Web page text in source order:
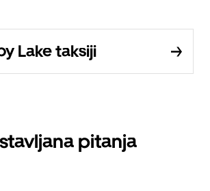
Lake taksiji
pitanja